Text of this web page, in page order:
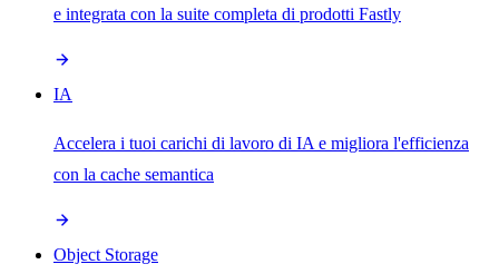
e integrata con la suite completa di prodotti Fastly
IA
Accelera i tuoi carichi di lavoro di IA e migliora l'efficienza
con la cache semantica
Object Storage